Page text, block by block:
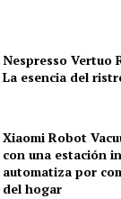
Nespresso Vertuo
La esencia del
Xiaomi Robot
con una estación
automatiza por
del hogar